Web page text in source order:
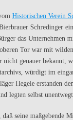
Historischen Verein
Schredinger
das Unternehmen
Tor war mit
nicht genauer
würdigt im
Hegele erstanden
legten selbst
seine maßgebende